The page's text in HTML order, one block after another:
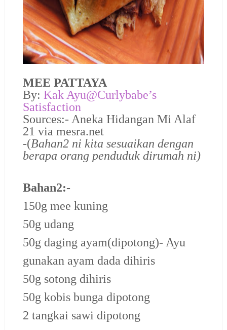
MEE PATTAYA
By: Kak Ayu@Curlybabe’s
Satisfaction
Sources:- Aneka Hidangan Mi Alaf
21 via mesra.net
-(Bahan2 ni kita sesuaikan dengan
berapa orang penduduk dirumah ni)
Bahan2:-
150g mee kuning
50g udang
50g daging ayam(dipotong)- Ayu
gunakan ayam dada dihiris
50g sotong dihiris
50g kobis bunga dipotong
2 tangkai sawi dipotong